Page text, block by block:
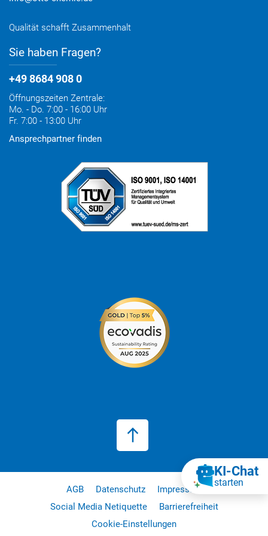
Qualität schafft Zusammenhalt
Sie haben Fragen?
+49 8684 908 0
Öffnungszeiten Zentrale:
Mo. - Do. 7:00 - 16:00 Uhr
Fr. 7:00 - 13:00 Uhr
Ansprechpartner finden
AGB Datenschutz
Impressum
Social Media Netiquette
Barrierefreiheit
Cookie-Einstellungen
KI‑Chat
starten